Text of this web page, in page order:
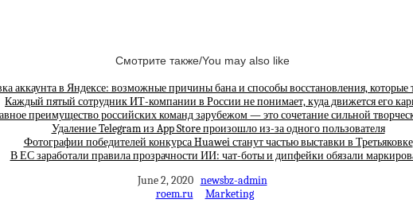
Смотрите также/You may also like
аккаунта в Яндексе: возможные причины бана и способы восстановления, которые
Каждый пятый сотрудник ИТ-компании в России не понимает, куда движется его
преимущество российских команд зарубежом — это сочетание сильной
Удаление Telegram из App Store произошло из-за одного пользователя
Фотографии победителей конкурса Huawei станут частью выставки в Третьяковке
В ЕС заработали правила прозрачности ИИ: чат-боты и дипфейки обязали
June 2, 2020 newsbz-admin
roem.ru
Marketing